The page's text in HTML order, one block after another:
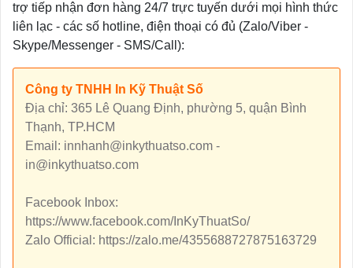
trợ tiếp nhận đơn hàng 24/7 trực tuyến dưới mọi hình thức
liên lạc - các số hotline, điện thoại có đủ (Zalo/Viber -
Skype/Messenger - SMS/Call):
Công ty TNHH In Kỹ Thuật Số
Địa chỉ: 365 Lê Quang Định, phường 5, quận Bình
Thạnh, TP.HCM
Email: innhanh@inkythuatso.com -
in@inkythuatso.com
Facebook Inbox:
https://www.facebook.com/InKyThuatSo/
Zalo Official: https://zalo.me/4355688727875163729